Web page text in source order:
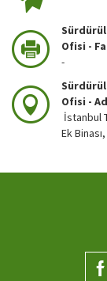
Ofisi -
-
Ofisi -
İstanbul
Ek